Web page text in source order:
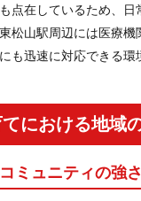
点在しているため、日
松山駅周辺には医療機
も迅速に対応できる環
における地域
ミュニティの強さ